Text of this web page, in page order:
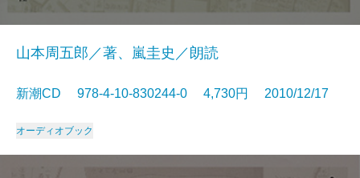
山本周五郎／著、嵐圭史／朗読
新潮CD 978-4-10-830244-0 4,730円 2010/12/17
オーディオブック